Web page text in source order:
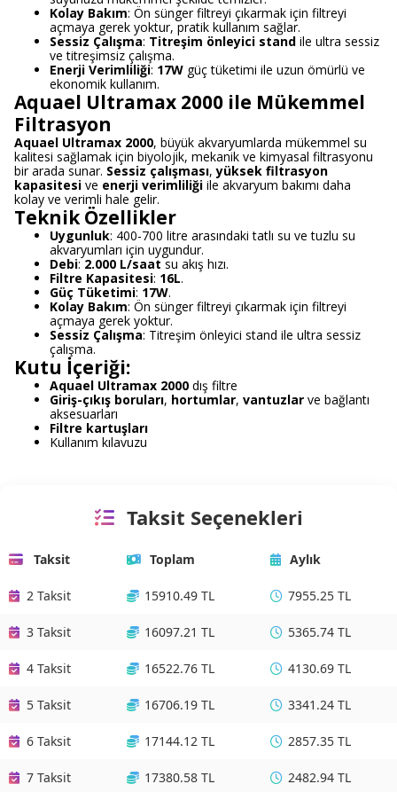
Kolay Bakım: Ön sünger filtreyi çıkarmak için filtreyi
açmaya gerek yoktur, pratik kullanım sağlar.
Sessiz Çalışma: Titreşim önleyici stand ile ultra sessiz
ve titreşimsiz çalışma.
Enerji Verimliliği: 17W güç tüketimi ile uzun ömürlü ve
ekonomik kullanım.
Aquael Ultramax 2000 ile Mükemmel
Filtrasyon
Aquael Ultramax 2000, büyük akvaryumlarda mükemmel su
kalitesi sağlamak için biyolojik, mekanik ve kimyasal filtrasyonu
bir arada sunar. Sessiz çalışması,yüksek filtrasyon
kapasitesi ve enerji verimliliği ile akvaryum bakımı daha
kolay ve verimli hale gelir.
Teknik Özellikler
Uygunluk: 400-700 litre arasındaki tatlı su ve tuzlu su
akvaryumları için uygundur.
Debi:2.000 L/saatsu akış hızı.
Filtre Kapasitesi: 16L.
Güç Tüketimi: 17W.
Kolay Bakım: Ön sünger filtreyi çıkarmak için filtreyi
açmaya gerek yoktur.
Sessiz Çalışma: Titreşim önleyici stand ile ultra sessiz
çalışma.
Kutu İçeriği:
Aquael Ultramax 2000 dış filtre
Giriş-çıkış boruları, hortumlar, vantuzlar ve bağlantı
aksesuarları
Filtre kartuşları
Kullanım kılavuzu
Taksit Seçenekleri
Taksit Toplam Aylık
2 Taksit 15910.49 TL 7955.25 TL
3 Taksit 16097.21 TL 5365.74 TL
4 Taksit 16522.76 TL 4130.69 TL
5 Taksit 16706.19 TL 3341.24 TL
6 Taksit 17144.12 TL 2857.35 TL
7 Taksit 17380.58 TL 2482.94 TL